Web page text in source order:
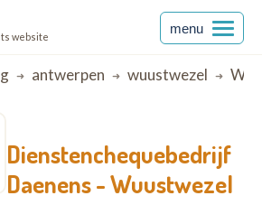
website
menu
antwerpen wuustwezel
Dienstenchequebedrijf
Daenens -Wuustwezel